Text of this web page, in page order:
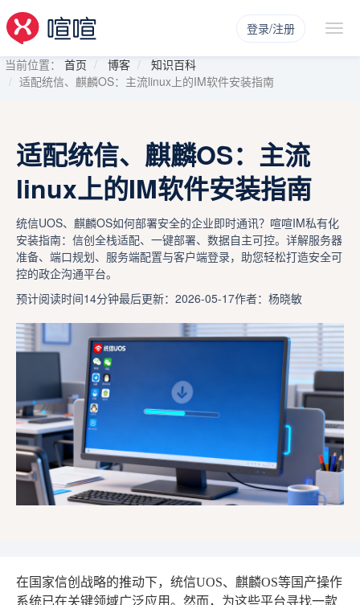
登录/注册
当前位置： 首页 博客
知识百科
适配统信、麒麟OS：主流linux上的IM软件安装指南
适配统信、麒麟OS：主流
linux上的IM软件安装指南
统信UOS、麒麟OS如何部署安全的企业即时通讯？喧喧IM私有化
安装指南：信创全栈适配、一键部署、数据自主可控。详解服务器
准备、端口规划、服务端配置与客户端登录，助您轻松打造安全可
控的政企沟通平台。
预计阅读时间14分钟最后更新：2026-05-17作者：杨晓敏
在国家信创战略的推动下，统信UOS、麒麟OS等国产操作
系统已在关键领域广泛应用。然而，为这些平台寻找一款